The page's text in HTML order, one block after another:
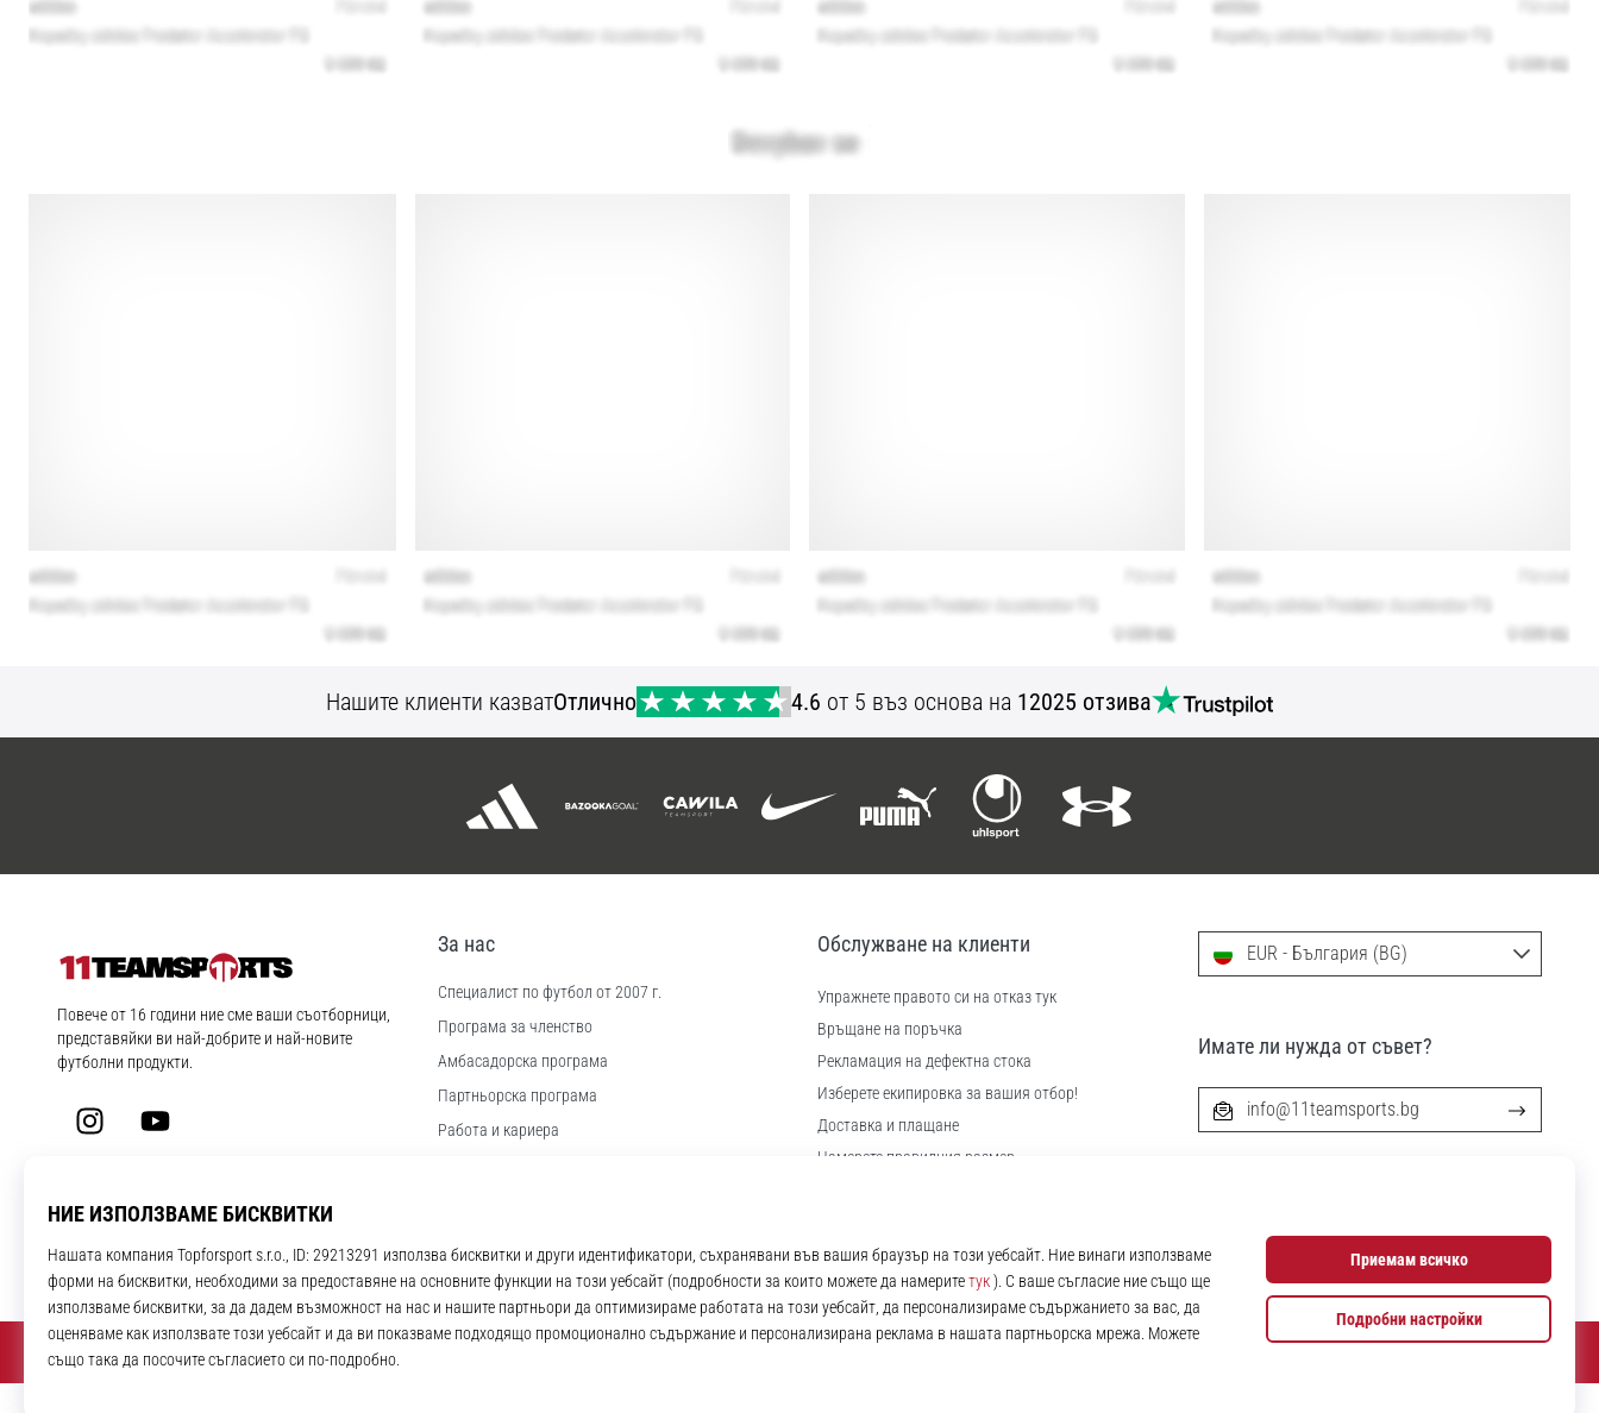
Нашите клиенти казватОтлично 4.6 от 5 въз основа на 12025 отзива
11teamsports.bg
Повече от 16 години ние сме ваши съотборници,
представяйки ви най-добрите и най-новите
футболни продукти.
InstagramYouTube
За нас
Специалист по футбол от 2007 г.
Програма за членство
Aмбасадорска програма
Партньорска програма
Работа и кариера
Обслужване на клиенти
Упражнете правото си на отказ тук
Връщане на поръчка
Рекламация на дефектна стока
Изберете екипировка за вашия отбор!
Доставка и плащане
Намерете правилния размер
Политика за поверителност
EUR - България (BG)
Имате ли нужда от съвет?
info@11teamsports.bg